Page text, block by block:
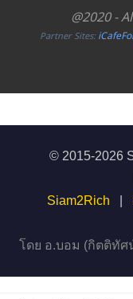
@2020 -
Partner Sites:
© 2015-2026
Siam2Rich
โดย อ.บอม (กิตติทัศ